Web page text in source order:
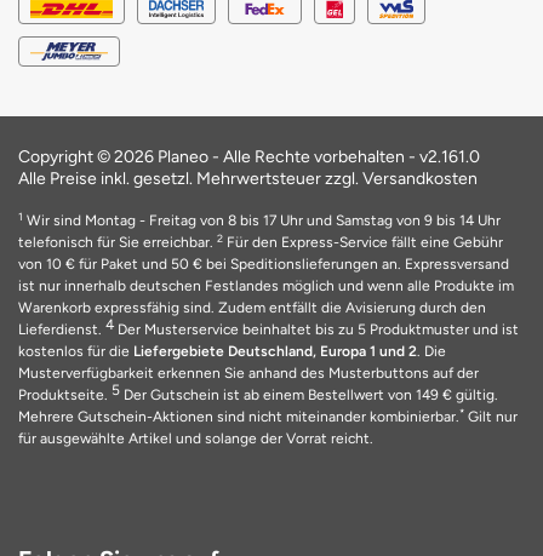
Copyright © 2026 Planeo - Alle Rechte vorbehalten - v2.161.0
Alle Preise inkl. gesetzl. Mehrwertsteuer zzgl. Versandkosten
1 Wir sind Montag - Freitag von 8 bis 17 Uhr und Samstag von 9 bis 14 Uhr
telefonisch für Sie erreichbar. 2 Für den Express-Service fällt eine Gebühr
von 10 € für Paket und 50 € bei Speditionslieferungen an. Expressversand
ist nur innerhalb deutschen Festlandes möglich und wenn alle Produkte im
Warenkorb expressfähig sind. Zudem entfällt die Avisierung durch den
Lieferdienst. 4 Der Musterservice beinhaltet bis zu 5 Produktmuster und ist
kostenlos für die Liefergebiete Deutschland, Europa 1 und 2. Die
Musterverfügbarkeit erkennen Sie anhand des Musterbuttons auf der
Produktseite. 5 Der Gutschein ist ab einem Bestellwert von 149 € gültig.
Mehrere Gutschein-Aktionen sind nicht miteinander kombinierbar.* Gilt nur
für ausgewählte Artikel und solange der Vorrat reicht.